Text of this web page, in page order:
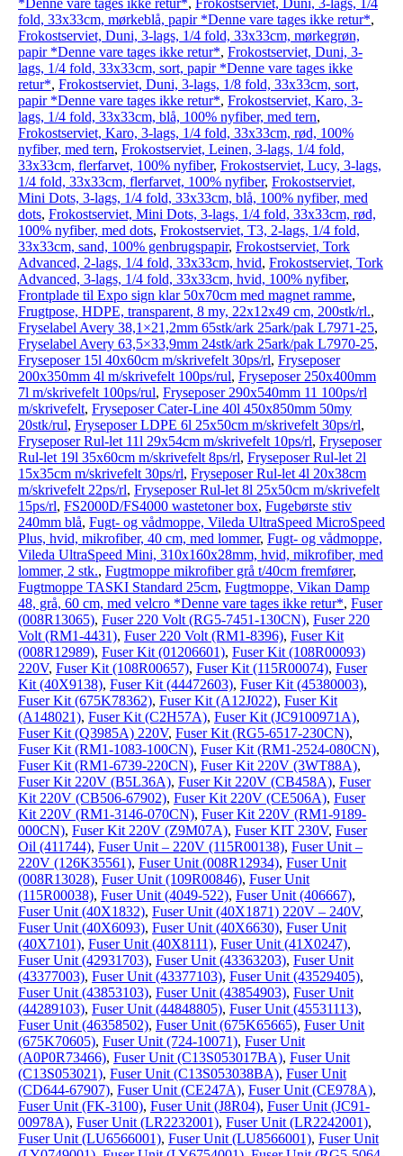
*Denne vare tages ikke retur*, Frokostserviet, Duni, 3-lags, 1/4
fold, 33x33cm, mørkeblå, papir *Denne vare tages ikke retur*,
Frokostserviet, Duni, 3-lags, 1/4 fold, 33x33cm, mørkegrøn,
papir *Denne vare tages ikke retur*, Frokostserviet, Duni, 3-
lags, 1/4 fold, 33x33cm, sort, papir *Denne vare tages ikke
retur*, Frokostserviet, Duni, 3-lags, 1/8 fold, 33x33cm, sort,
papir *Denne vare tages ikke retur*, Frokostserviet, Karo, 3-
lags, 1/4 fold, 33x33cm, blå, 100% nyfiber, med tern,
Frokostserviet, Karo, 3-lags, 1/4 fold, 33x33cm, rød, 100%
nyfiber, med tern, Frokostserviet, Leinen, 3-lags, 1/4 fold,
33x33cm, flerfarvet, 100% nyfiber, Frokostserviet, Lucy, 3-lags,
1/4 fold, 33x33cm, flerfarvet, 100% nyfiber, Frokostserviet,
Mini Dots, 3-lags, 1/4 fold, 33x33cm, blå, 100% nyfiber, med
dots, Frokostserviet, Mini Dots, 3-lags, 1/4 fold, 33x33cm, rød,
100% nyfiber, med dots, Frokostserviet, T3, 2-lags, 1/4 fold,
33x33cm, sand, 100% genbrugspapir, Frokostserviet, Tork
Advanced, 2-lags, 1/4 fold, 33x33cm, hvid, Frokostserviet, Tork
Advanced, 3-lags, 1/4 fold, 33x33cm, hvid, 100% nyfiber,
Frontplade til Expo sign klar 50x70cm med magnet ramme,
Frugtpose, HDPE, transparent, 8 my, 22x12x49 cm, 200stk/rl.,
Fryselabel Avery 38,1×21,2mm 65stk/ark 25ark/pak L7971-25,
Fryselabel Avery 63,5×33,9mm 24stk/ark 25ark/pak L7970-25,
Fryseposer 15l 40x60cm m/skrivefelt 30ps/rl, Fryseposer
200x350mm 4l m/skrivefelt 100ps/rul, Fryseposer 250x400mm
7l m/skrivefelt 100ps/rul, Fryseposer 290x540mm 11 100ps/rl
m/skrivefelt, Fryseposer Cater-Line 40l 450x850mm 50my
20stk/rul, Fryseposer LDPE 6l 25x50cm m/skrivefelt 30ps/rl,
Fryseposer Rul-let 11l 29x54cm m/skrivefelt 10ps/rl, Fryseposer
Rul-let 19l 35x60cm m/skrivefelt 8ps/rl, Fryseposer Rul-let 2l
15x35cm m/skrivefelt 30ps/rl, Fryseposer Rul-let 4l 20x38cm
m/skrivefelt 22ps/rl, Fryseposer Rul-let 8l 25x50cm m/skrivefelt
15ps/rl, FS2000D/FS4000 wastetoner box, Fugebørste stiv
240mm blå, Fugt- og vådmoppe, Vileda UltraSpeed MicroSpeed
Plus, hvid, mikrofiber, 40 cm, med lommer, Fugt- og vådmoppe,
Vileda UltraSpeed Mini, 310x160x28mm, hvid, mikrofiber, med
lommer, 2 stk., Fugtmoppe mikrofiber grå t/40cm fremfører,
Fugtmoppe TASKI Standard 25cm, Fugtmoppe, Vikan Damp
48, grå, 60 cm, med velcro *Denne vare tages ikke retur*, Fuser
(008R13065), Fuser 220 Volt (RG5-7451-130CN), Fuser 220
Volt (RM1-4431), Fuser 220 Volt (RM1-8396), Fuser Kit
(008R12989), Fuser Kit (01206601), Fuser Kit (108R00093)
220V, Fuser Kit (108R00657), Fuser Kit (115R00074), Fuser
Kit (40X9138), Fuser Kit (44472603), Fuser Kit (45380003),
Fuser Kit (675K78362), Fuser Kit (A12J022), Fuser Kit
(A148021), Fuser Kit (C2H57A), Fuser Kit (JC9100971A),
Fuser Kit (Q3985A) 220V, Fuser Kit (RG5-6517-230CN),
Fuser Kit (RM1-1083-100CN), Fuser Kit (RM1-2524-080CN),
Fuser Kit (RM1-6739-220CN), Fuser Kit 220V (3WT88A),
Fuser Kit 220V (B5L36A), Fuser Kit 220V (CB458A), Fuser
Kit 220V (CB506-67902), Fuser Kit 220V (CE506A), Fuser
Kit 220V (RM1-3146-070CN), Fuser Kit 220V (RM1-9189-
000CN), Fuser Kit 220V (Z9M07A), Fuser KIT 230V, Fuser
Oil (411744), Fuser Unit – 220V (115R00138), Fuser Unit –
220V (126K35561), Fuser Unit (008R12934), Fuser Unit
(008R13028), Fuser Unit (109R00846), Fuser Unit
(115R00038), Fuser Unit (4049-522), Fuser Unit (406667),
Fuser Unit (40X1832), Fuser Unit (40X1871) 220V – 240V,
Fuser Unit (40X6093), Fuser Unit (40X6630), Fuser Unit
(40X7101), Fuser Unit (40X8111), Fuser Unit (41X0247),
Fuser Unit (42931703), Fuser Unit (43363203), Fuser Unit
(43377003), Fuser Unit (43377103), Fuser Unit (43529405),
Fuser Unit (43853103), Fuser Unit (43854903), Fuser Unit
(44289103), Fuser Unit (44848805), Fuser Unit (45531113),
Fuser Unit (46358502), Fuser Unit (675K65665), Fuser Unit
(675K70605), Fuser Unit (724-10071), Fuser Unit
(A0P0R73466), Fuser Unit (C13S053017BA), Fuser Unit
(C13S053021), Fuser Unit (C13S053038BA), Fuser Unit
(CD644-67907), Fuser Unit (CE247A), Fuser Unit (CE978A),
Fuser Unit (FK-3100), Fuser Unit (J8R04), Fuser Unit (JC91-
00978A), Fuser Unit (LR2232001), Fuser Unit (LR2242001),
Fuser Unit (LU6566001), Fuser Unit (LU8566001), Fuser Unit